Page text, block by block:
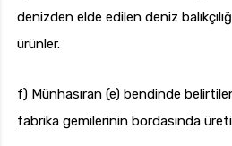
denizden elde edilen deniz
ürünler.
f) Münhasıran (e) bendinde
fabrika gemilerinin bordasında